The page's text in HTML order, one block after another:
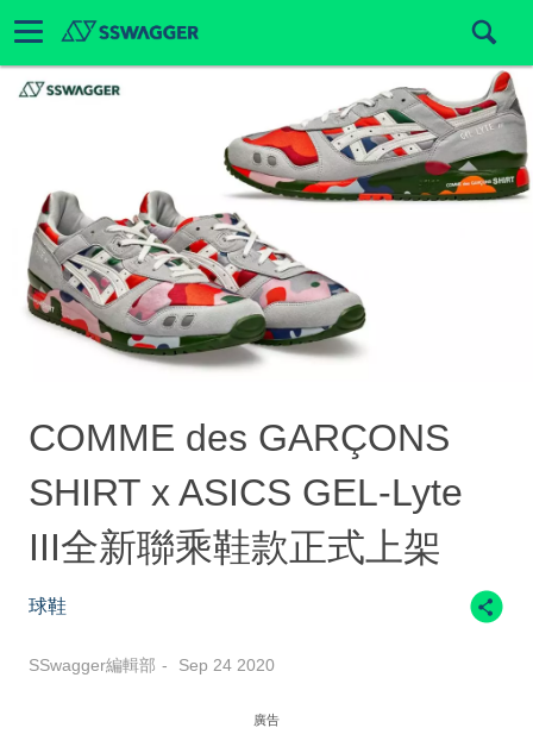
COMME des GARÇONS
SHIRT x ASICS GEL-Lyte
III全新聯乘鞋款正式上架
球鞋
SSwagger編輯部 Sep 24 2020
廣告